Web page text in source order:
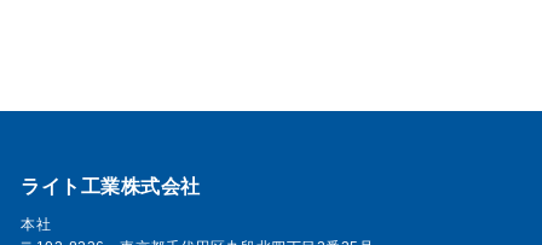
ライト工業株式会社
本社